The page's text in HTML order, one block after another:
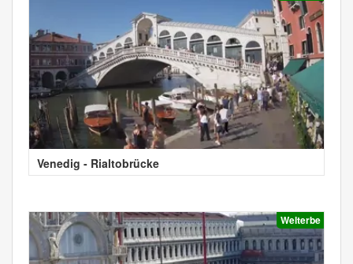
Venedig - Rialtobrücke
Welterbe